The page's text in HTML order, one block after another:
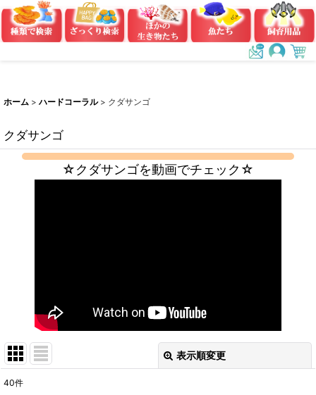
ホーム > ハードコーラル > クダサンゴ
クダサンゴ
☆クダサンゴを動画でチェック☆
表示順変更
40件